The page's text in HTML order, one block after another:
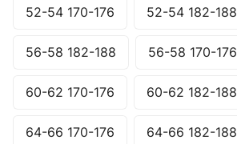
52-54 170-176 52-54 182-188
56-58 182-188 56-58 170-176
60-62 170-176 60-62 182-188
64-66 170-176 64-66 182-188